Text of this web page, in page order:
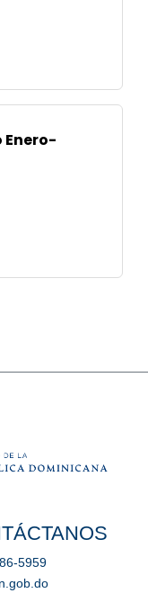
Enero-
5959